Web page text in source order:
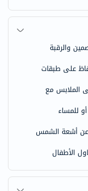
والرقبة
على طبقات
الملابس مع
للمساء
عن أشعة الشمس
الأطفال